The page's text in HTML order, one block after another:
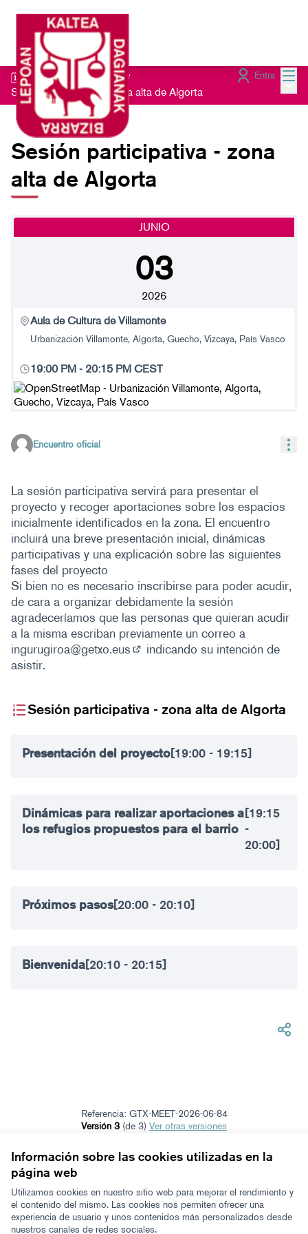
Información sobre las cookies utilizadas en la
página web
Utilizamos cookies en nuestro sitio web para mejorar el rendimiento y
el contenido del mismo. Las cookies nos permiten ofrecer una
experiencia de usuario y unos contenidos más personalizados desde
nuestros canales de redes sociales.
Entra
🗓️Sesiones presenciales /
Sesión participativa - zona alta de Algorta
Sesión participativa - zona
alta de Algorta
JUNIO
03
2026
Aula de Cultura de Villamonte
Urbanización Villamonte, Algorta, Guecho, Vizcaya, País Vasco
19:00 PM - 20:15 PM CEST
Encuentro oficial
La sesión participativa servirá para presentar el
proyecto y recoger aportaciones sobre los espacios
inicialmente identificados en la zona. El encuentro
incluirá una breve presentación inicial, dinámicas
participativas y una explicación sobre las siguientes
fases del proyecto
Si bien no es necesario inscribirse para poder acudir,
de cara a organizar debidamente la sesión
agradeceríamos que las personas que quieran acudir
a la misma escriban previamente un correo a
ingurugiroa@getxo.eus
indicando su intención de
asistir.
Sesión participativa - zona alta de Algorta
Presentación del proyecto[19:00 - 19:15]
Dinámicas para realizar aportaciones a
los refugios propuestos para el barrio
[19:15
-
20:00]
Próximos pasos[20:00 - 20:10]
Bienvenida[20:10 - 20:15]
Referencia: GTX-MEET-2026-06-84
Versión 3 (de 3)
ver otras versiones
Términos y condiciones de uso
Configuración de cookies
Zeugaz en X
(Enlace externo)
Zeugaz en Facebook
(Enlace externo)
Zeugaz en Instagram
(Enlace externo)
Zeugaz en YouTube
(Enlace externo)
Zeugaz en GitHub
(Enlace externo)
Castellano